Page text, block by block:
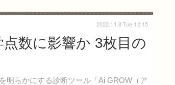
数に影響か 3枚目の
明らかにする診断ツール「Ai GROW（ア
2022.11.8 Tue 12:15